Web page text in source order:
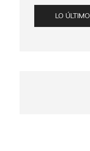
LO ÚLTIMO